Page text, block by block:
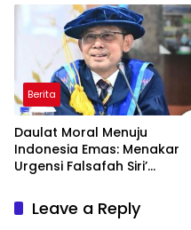
Indonesia di Tingkat
Global
Berita
Daulat Moral Menuju
Indonesia Emas: Menakar
Urgensi Falsafah Siri’
Ancaman Kleptokrasi
Leave a Reply